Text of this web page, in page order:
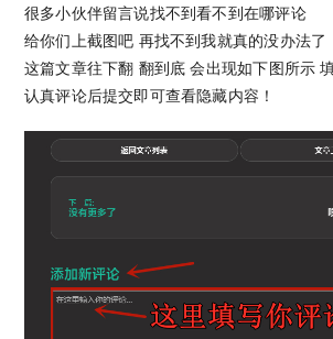
很多小伙伴留言说找不到看不到在哪评论
给你们上截图吧 再找不到我就真的没办法了
这篇文章往下翻 翻到底 会出现如下图所示
认真评论后提交即可查看隐藏内容！